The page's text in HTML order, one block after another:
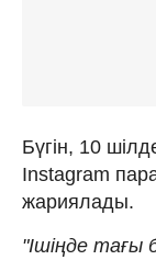
Бүгін, 10
Instagram
жариялады.
"Ішіңде тағы